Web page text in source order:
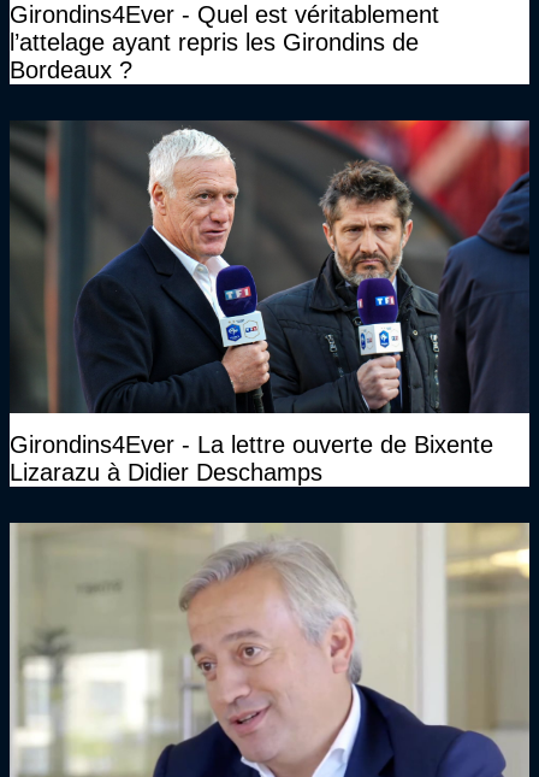
Girondins4Ever - Quel est véritablement
l’attelage ayant repris les Girondins de
Bordeaux ?
Girondins4Ever - La lettre ouverte de Bixente
Lizarazu à Didier Deschamps